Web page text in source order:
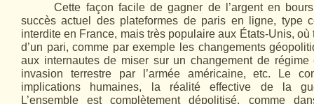
Cette façon facile de gagner de l’argent en
succès actuel des plateformes de paris en ligne, type
interdite en France, mais très populaire aux États-Unis, où
d’un pari, comme par exemple les changements
aux internautes de miser sur un changement de
invasion terrestre par l’armée américaine, etc. Le
implications humaines, la réalité effective de la
L’ensemble est complètement dépolitisé, comme